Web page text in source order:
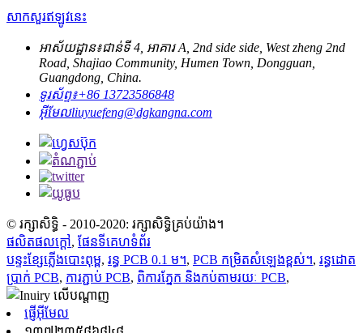
សាកសួរឥឡូវនេះ
អាស័យដ្ឋាន៖ជាន់ទី 4, អាគារ A, 2nd side side, West zheng 2nd
Road, Shajiao Community, Humen Town, Dongguan,
Guangdong, China.
ទូរស័ព្ទ៖+86 13723586848
អ៊ីមែលliuyuefeng@dgkangna.com
© រក្សាសិទ្ធិ - 2010-2020: រក្សាសិទ្ធិគ្រប់យ៉ាង។
ផលិតផលក្តៅ, ផែនទីគេហទំព័រ
បន្ទះខ្សែភ្លើងបោះពុម្ព, រន្ធ PCB 0.1 ម។, PCB កម្រិតសំឡេងខ្ពស់។, រន្ធដោត
ប្រាក់ PCB, ការភ្ជាប់ PCB, ពិការភ្នែក និងកប់តាមរយៈ PCB,
ផ្ញើអ៊ីមែល